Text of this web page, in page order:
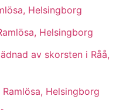
Helsingborg
Helsingborg
av skorsten i Råå,
Helsingborg